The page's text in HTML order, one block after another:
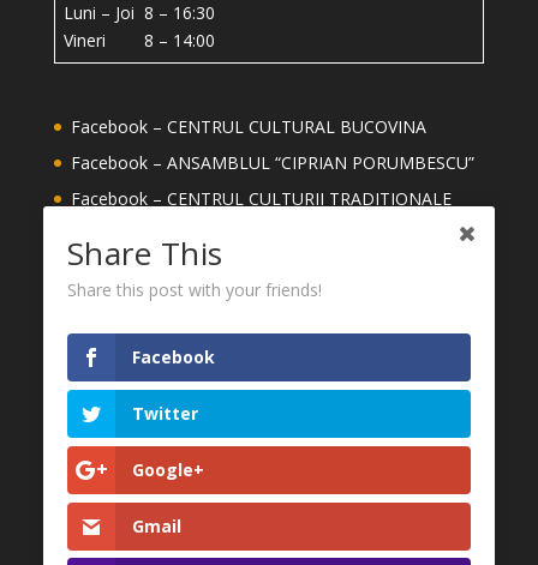
Luni – Joi 8 – 16:30
Vineri 8 – 14:00
Facebook – CENTRUL CULTURAL BUCOVINA
Facebook – ANSAMBLUL “CIPRIAN PORUMBESCU”
Facebook – CENTRUL CULTURII TRADITIONALE
SUCEAVA
Facebook – MEȘTERI DIN JUDETUL SUCEAVA
YouTube – CENTRUL CULTURAL BUCOVINA
CONSILIUL JUDEȚEAN SUCEAVA
MUZEUL NAȚIONAL AL BUCOVINEI
FESTIVALUL INTERNAȚIONAL CIPRIAN
PORUMBESCU
Share This
Share this post with your friends!
Facebook
Twitter
Google+
Gmail